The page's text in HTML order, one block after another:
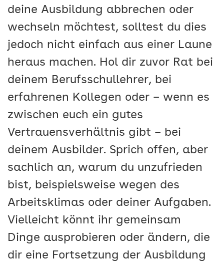
deine Ausbildung abbrechen oder
wechseln möchtest, solltest du dies
jedoch nicht einfach aus einer Laune
heraus machen. Hol dir zuvor Rat bei
deinem Berufsschullehrer, bei
erfahrenen Kollegen oder – wenn es
zwischen euch ein gutes
Vertrauensverhältnis gibt – bei
deinem Ausbilder. Sprich offen, aber
sachlich an, warum du unzufrieden
bist, beispielsweise wegen des
Arbeitsklimas oder deiner Aufgaben.
Vielleicht könnt ihr gemeinsam
Dinge ausprobieren oder ändern, die
dir eine Fortsetzung der Ausbildung